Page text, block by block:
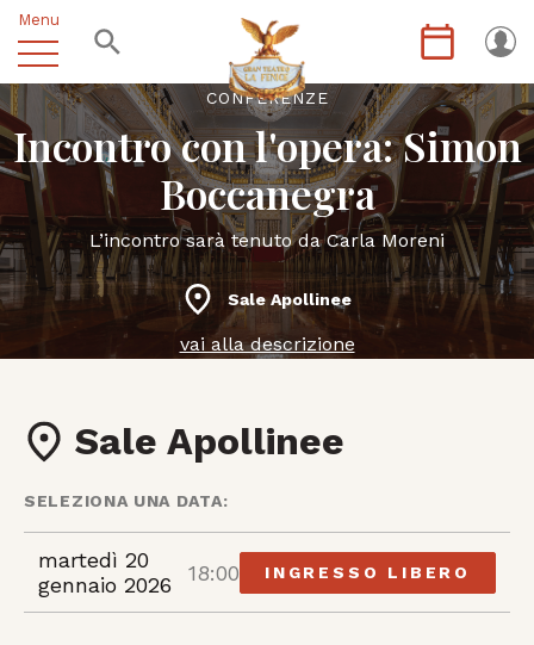
Menu
CONFERENZE
Incontro con l'opera: Simon
Boccanegra
L’incontro sarà tenuto da Carla Moreni
Sale Apollinee
vai alla descrizione
Sale Apollinee
SELEZIONA UNA DATA:
martedì 20
gennaio 2026
18:00 INGRESSO LIBERO